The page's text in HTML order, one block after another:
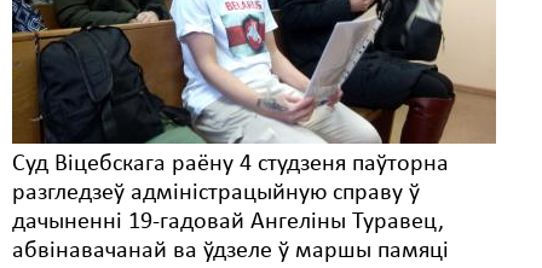
Суд Віцебскага раёну 4 студзеня паўторна
разгледзеў адміністрацыйную справу ў
дачыненні 19-гадовай Ангеліны Туравец,
абвінавачанай ва ўдзеле ў маршы памяці